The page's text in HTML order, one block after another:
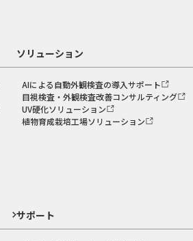
ソリューション
AIによる自動外観検査の導入サポート
目視検査・外観検査改善コンサルティング
UV硬化ソリューション
植物育成栽培工場ソリューション
サポート